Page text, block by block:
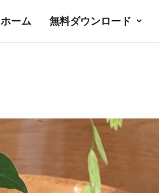
ホーム 無料ダウンロード